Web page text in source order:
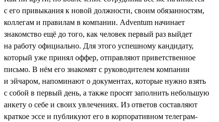
с его привыкания к новой должности, своим обязанностям,
коллегам и правилам в компании. Adventum начинает
знакомство ещё до того, как человек первый раз выйдет
на работу официально. Для этого успешному кандидату,
который уже принял оффер, отправляют приветственное
письмо. В нём его знакомят с руководителем компании
и эйчаром, напоминают о документах, которые нужно взять
с собой в первый день, а также просят заполнить небольшую
анкету о себе и своих увлечениях. Из ответов составляют
краткое эссе и публикуют его в корпоративном телеграм-